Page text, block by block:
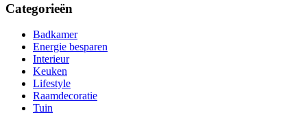
Categorieën
Badkamer
Energie besparen
Interieur
Keuken
Lifestyle
Raamdecoratie
Tuin